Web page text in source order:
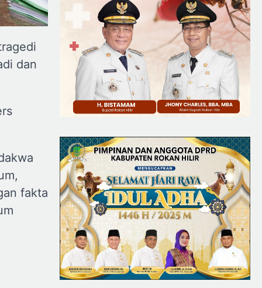
dan
fakta